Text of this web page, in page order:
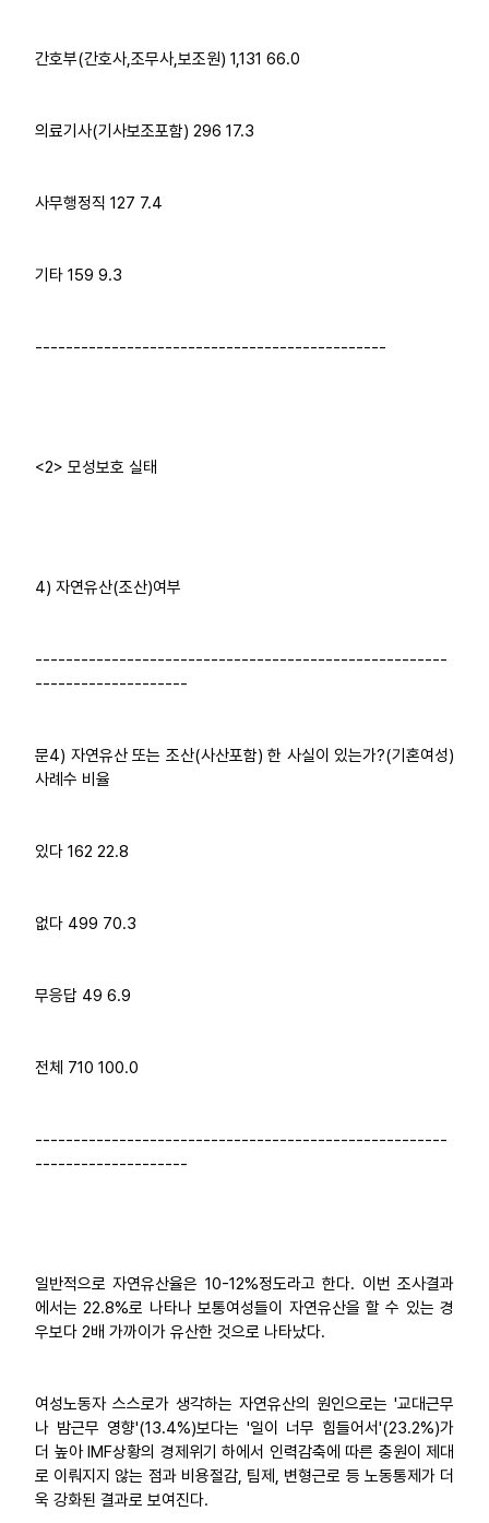
간호부(간호사,조무사,보조원) 1,131 66.0
의료기사(기사보조포함) 296 17.3
사무행정직 127 7.4
기타 159 9.3
----------------------------------------------
<2> 모성보호 실태
4) 자연유산(조산)여부
------------------------------------------------------
--------------------
문4) 자연유산 또는 조산(사산포함) 한 사실이 있는가?(기혼여성)
사례수 비율
있다 162 22.8
없다 499 70.3
무응답 49 6.9
전체 710 100.0
------------------------------------------------------
--------------------
일반적으로 자연유산율은 10-12%정도라고 한다. 이번 조사결과
에서는 22.8%로 나타나 보통여성들이 자연유산을 할 수 있는 경
우보다 2배 가까이가 유산한 것으로 나타났다.
여성노동자 스스로가 생각하는 자연유산의 원인으로는 '교대근무
나 밤근무 영향'(13.4%)보다는 '일이 너무 힘들어서'(23.2%)가
더 높아 IMF상황의 경제위기 하에서 인력감축에 따른 충원이 제대
로 이뤄지지 않는 점과 비용절감, 팀제, 변형근로 등 노동통제가 더
욱 강화된 결과로 보여진다.